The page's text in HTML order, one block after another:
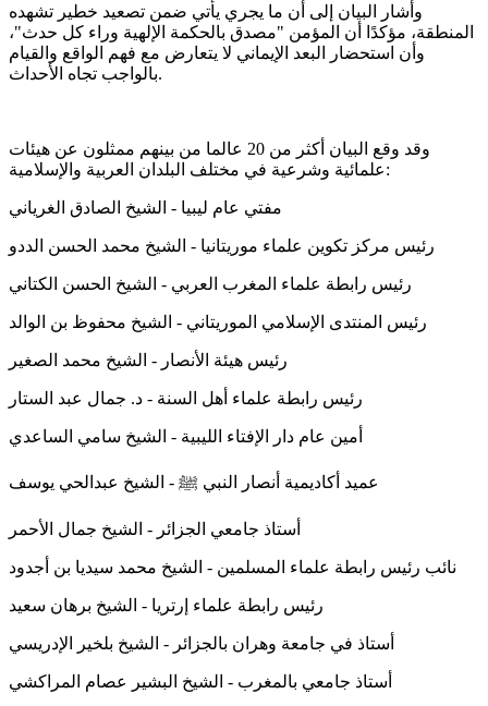
وأشار البيان إلى أن ما يجري يأتي ضمن تصعيد خطير تشهده
المنطقة، مؤكدًا أن المؤمن "مصدق بالحكمة الإلهية وراء كل حدث"،
وأن استحضار البعد الإيماني لا يتعارض مع فهم الواقع والقيام
بالواجب تجاه الأحداث.
وقد وقع البيان أكثر من 20 عالما من بينهم ممثلون عن هيئات
علمائية وشرعية في مختلف البلدان العربية والإسلامية:
مفتي عام ليبيا - الشيخ الصادق الغرياني
رئيس مركز تكوين علماء موريتانيا - الشيخ محمد الحسن الددو
رئيس رابطة علماء المغرب العربي - الشيخ الحسن الكتاني
رئيس المنتدى الإسلامي الموريتاني - الشيخ محفوظ بن الوالد
رئيس هيئة الأنصار - الشيخ محمد الصغير
رئيس رابطة علماء أهل السنة - د. جمال عبد الستار
أمين عام دار الإفتاء الليبية - الشيخ سامي الساعدي
عميد أكاديمية أنصار النبي ﷺ - الشيخ عبدالحي يوسف
أستاذ جامعي الجزائر - الشيخ جمال الأحمر
نائب رئيس رابطة علماء المسلمين - الشيخ محمد سيديا بن أجدود
رئيس رابطة علماء إرتريا - الشيخ برهان سعيد
أستاذ في جامعة وهران بالجزائر - الشيخ بلخير الإدريسي
أستاذ جامعي بالمغرب - الشيخ البشير عصام المراكشي